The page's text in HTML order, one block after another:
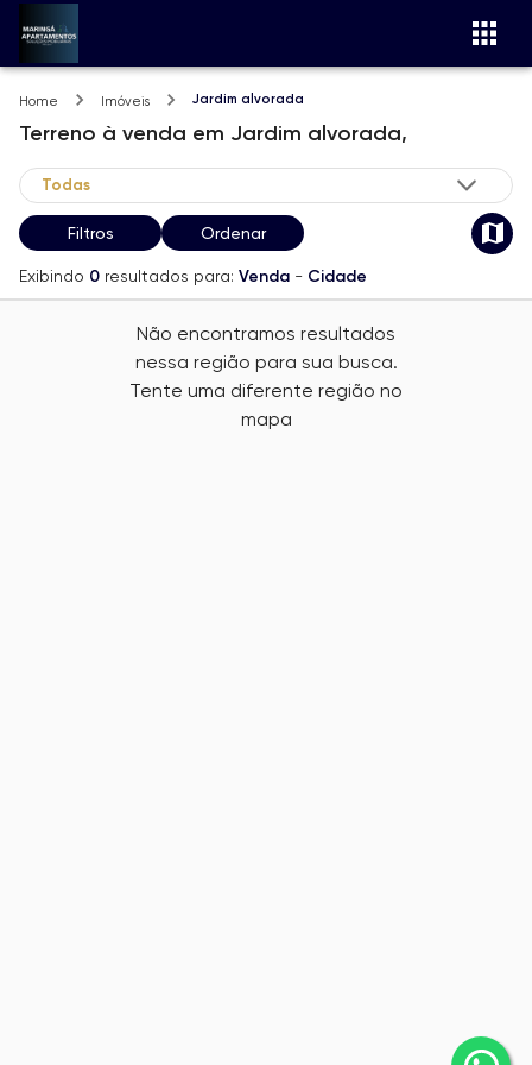
Home Imóveis Jardim alvorada
Terreno à venda em Jardim alvorada,
Filtros Ordenar
Exibindo 0 resultados para: Venda - Cidade
Não encontramos resultados
nessa região para sua busca.
Tente uma diferente região no
mapa